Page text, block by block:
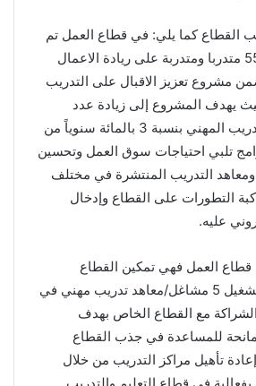
القطاع كما يلي: في قطاع العمل تم
انجاز مهمة تدريب 550 متدربا ومتدربة على ريادة الاعمال
مشروع تعزيز الاقبال على التدريب
لعام 2018 حيث يهدف المشروع إلى زيادة عدد
الملتحقين ببرامج التدريب المهني بنسبة 3 بالمائة سنوياً من
تلبي احتياجات سوق العمل وتحسين
ومعاهد التدريب المنتشرة في مختلف
التطورات على القطاع وإدخال
عليه.
قطاع العمل فهي تمكين القطاع
الصناعي من إدارة وتشغيل 5 مشاغل/معاهد تدريب مهني في
مع القطاع الخاص بهدف
للمساعدة في جذب القطاع
تأهيل مراكز التدريب من خلال